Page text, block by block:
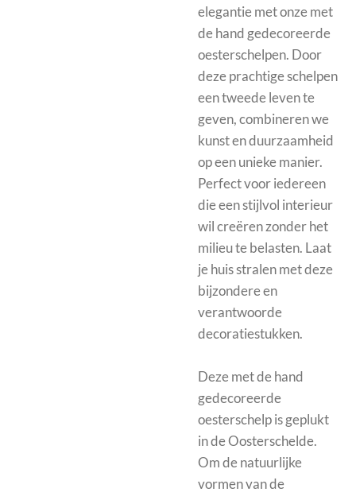
elegantie met onze met
de hand gedecoreerde
oesterschelpen. Door
deze prachtige schelpen
een tweede leven te
geven, combineren we
kunst en duurzaamheid
op een unieke manier.
Perfect voor iedereen
die een stijlvol interieur
wil creëren zonder het
milieu te belasten. Laat
je huis stralen met deze
bijzondere en
verantwoorde
decoratiestukken.
Deze met de hand
gedecoreerde
oesterschelp is geplukt
in de Oosterschelde.
Om de natuurlijke
vormen van de